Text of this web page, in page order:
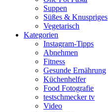
Suppen
Süßes & Knuspriges
Vegetarisch
Kategorien
Instagram-Tipps
Abnehmen
Fitness
Gesunde Ernährung
Küchenhelfer
Food Fotografie
testschmecker tv
Video